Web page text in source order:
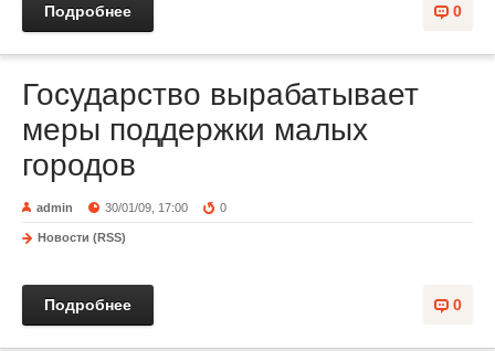
0
Подробнее
Государство вырабатывает
меры поддержки малых
городов
admin 30/01/09, 17:00 0
Новости (RSS)
0
Подробнее